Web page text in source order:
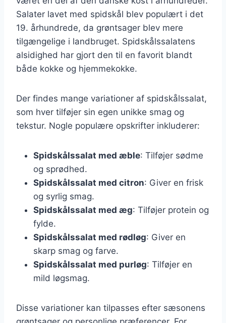
Salater lavet med spidskål blev populært i det
19. århundrede, da grøntsager blev mere
tilgængelige i landbruget. Spidskålssalatens
alsidighed har gjort den til en favorit blandt
både kokke og hjemmekokke.
Der findes mange variationer af spidskålssalat,
som hver tilføjer sin egen unikke smag og
tekstur. Nogle populære opskrifter inkluderer:
Spidskålssalat med æble: Tilføjer sødme
og sprødhed.
Spidskålssalat med citron: Giver en frisk
og syrlig smag.
Spidskålssalat med æg: Tilføjer protein og
fylde.
Spidskålssalat med rødløg: Giver en
skarp smag og farve.
Spidskålssalat med purløg: Tilføjer en
mild løgsmag.
Disse variationer kan tilpasses efter sæsonens